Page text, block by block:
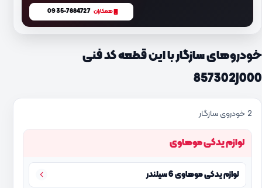
همکاران 0935-7884727
خودروهای سازگار با این قطعه کد فنی
857302J000
2 خودروی سازگار
لوازم یدکی موهاوی
لوازم یدکی موهاوی 6 سیلندر